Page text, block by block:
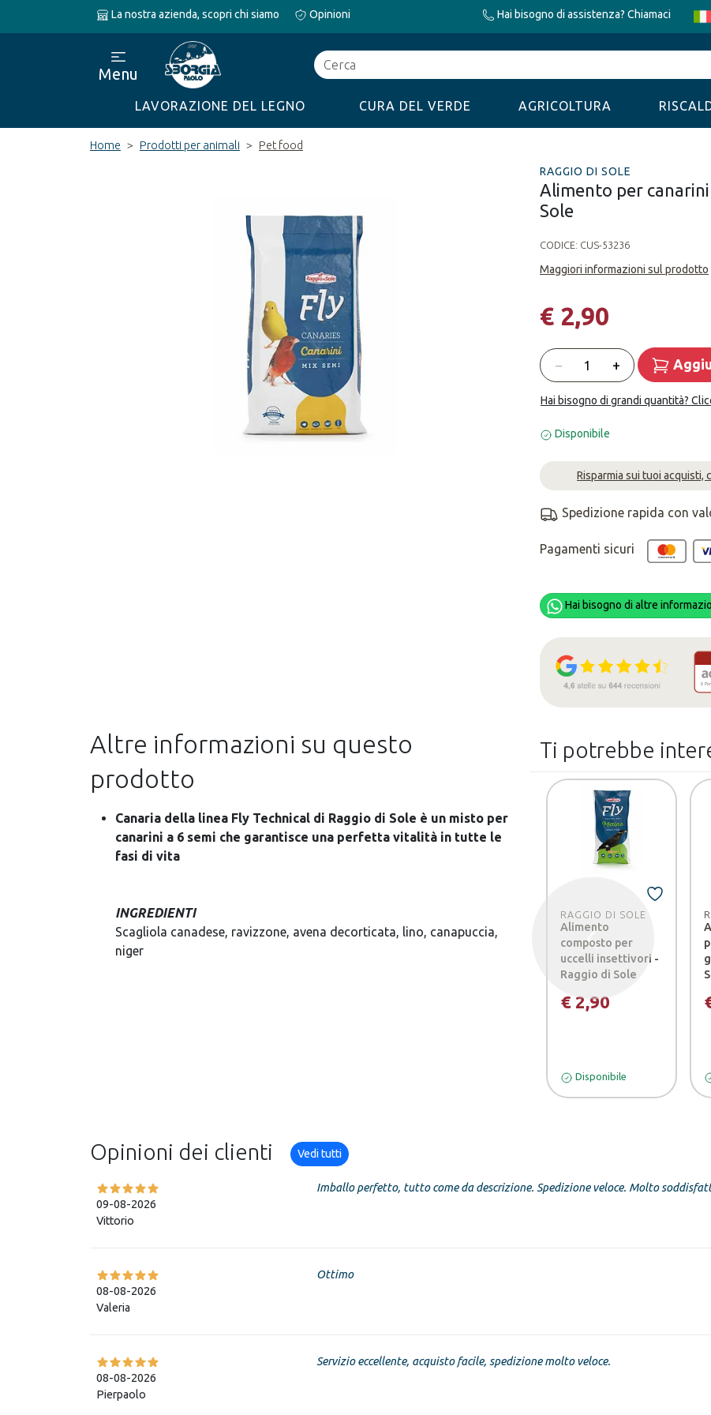
La nostra azienda, scopri chi siamo Opinioni Hai bisogno di assistenza? Chiamaci
Cerca
Menu
LAVORAZIONE DEL LEGNO CURA DEL VERDE AGRICOLTURA
Home Prodotti per animali Pet food
RAGGIO DI SOLE
Alimento per canarini
Sole
CODICE: CUS-53236
Maggiori informazioni sul prodotto
€ 2,90
Quantità
− +
Hai bisogno di grandi quantità?
Disponibile
Risparmia sui tuoi acquisti,
Spedizione rapida con
Pagamenti sicuri
Hai bisogno di altre
Altre informazioni su questo
prodotto
Canaria della linea Fly Technical di Raggio di Sole è un misto per
canarini a 6 semi che garantisce una perfetta vitalità in tutte le
fasi di vita
INGREDIENTI
Scagliola canadese, ravizzone, avena decorticata, lino, canapuccia,
niger
Ti potrebbe
RAGGIO DI SOLE
Alimento
composto per
uccelli insettivori -
Raggio di Sole
€ 2,90
Disponibile
Precedente
Opinioni dei clienti Vedi tutti
09-08-2026
Vittorio
Imballo perfetto, tutto come da descrizione. Spedizione veloce. Molto
08-08-2026
Valeria
Ottimo
08-08-2026
Pierpaolo
Servizio eccellente, acquisto facile, spedizione molto veloce.